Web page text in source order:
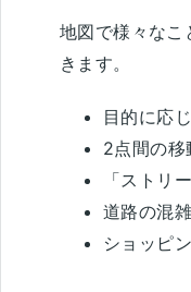
地図で様々なこ
きます。
目的に応
2点間の移
「ストリ
道路の混
ショッピ